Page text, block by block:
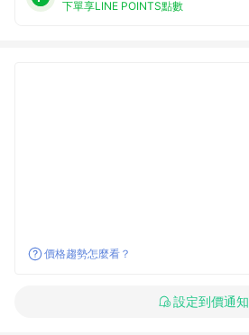
下單享LINE POINTS點數
價格趨勢怎麼看？
設定到價通知